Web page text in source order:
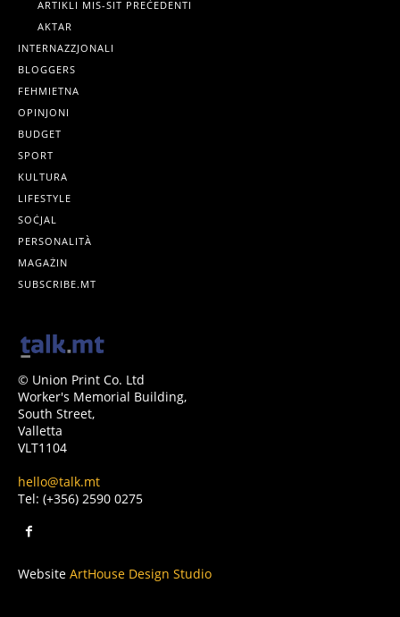
ARTIKLI MIS-SIT PREĊEDENTI
AKTAR
INTERNAZZJONALI
BLOGGERS
FEHMIETNA
OPINJONI
BUDGET
SPORT
KULTURA
LIFESTYLE
SOĊJAL
PERSONALITÀ
MAGAŻIN
SUBSCRIBE.MT
© Union Print Co. Ltd
Worker's Memorial Building,
South Street,
Valletta
VLT1104
hello@talk.mt
Tel: (+356) 2590 0275
Website ArtHouse Design Studio